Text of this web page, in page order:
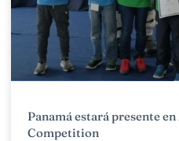
Panamá estará presente
Competition